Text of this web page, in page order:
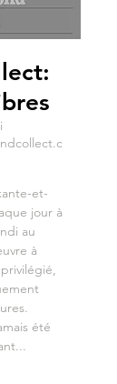
et-
jour à
au
à
été